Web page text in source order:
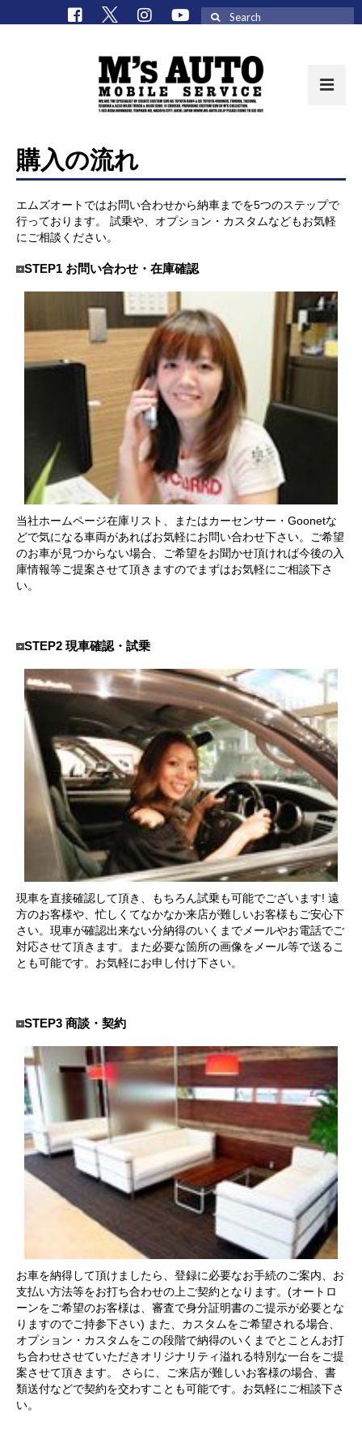
取扱車種一覧
在庫車 / パーツ
在庫車一覧
M’sCollectionパーツ一覧
エムズオート
M’sCollection
エムズオートとは
サービス・保証
買取のご案内
店舗情報
店舗情報
トップメッセージ
スタッフ紹介
イベント
ニュース
スタッフブログ
お客様の声
お問い合わせ
メールフォーム
電話はこちら
購入の流れ
エムズオートではお問い合わせから納車までを5つのステップで
行っております。 試乗や、オプション・カスタムなどもお気軽
にご相談ください。
STEP1 お問い合わせ・在庫確認
当社ホームページ在庫リスト、またはカーセンサー・Goonetな
どで気になる車両があればお気軽にお問い合わせ下さい。ご希望
のお車が見つからない場合、ご希望をお聞かせ頂ければ今後の入
庫情報等ご提案させて頂きますのでまずはお気軽にご相談下さ
い。
STEP2 現車確認・試乗
現車を直接確認して頂き、もちろん試乗も可能でございます! 遠
方のお客様や、忙しくてなかなか来店が難しいお客様もご安心下
さい。現車が確認出来ない分納得のいくまでメールやお電話でご
対応させて頂きます。また必要な箇所の画像をメール等で送るこ
とも可能です。お気軽にお申し付け下さい。
STEP3 商談・契約
お車を納得して頂けましたら、登録に必要なお手続のご案内、お
支払い方法等をお打ち合わせの上ご契約となります。(オートロ
ーンをご希望のお客様は、審査で身分証明書のご提示が必要とな
りますのでご持参下さい) また、カスタムをご希望される場合、
オプション・カスタムをこの段階で納得のいくまでとことんお打
ち合わせさせていただきオリジナリティ溢れる特別な一台をご提
案させて頂きます。 さらに、ご来店が難しいお客様の場合、書
類送付などで契約を交わすことも可能です。お気軽にご相談下さ
い。